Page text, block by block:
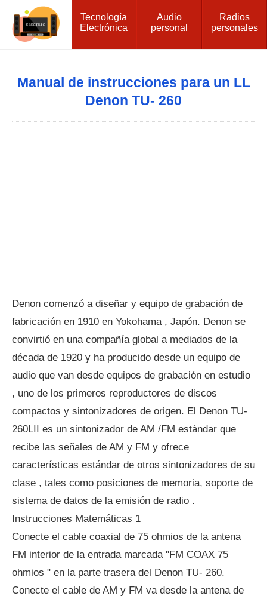
Tecnología
Electrónica
Audio
personal
Radios
personales
Manual de instrucciones para un LL
Denon TU- 260
Denon comenzó a diseñar y equipo de grabación de
fabricación en 1910 en Yokohama , Japón. Denon se
convirtió en una compañía global a mediados de la
década de 1920 y ha producido desde un equipo de
audio que van desde equipos de grabación en estudio
, uno de los primeros reproductores de discos
compactos y sintonizadores de origen. El Denon TU-
260LII es un sintonizador de AM /FM estándar que
recibe las señales de AM y FM y ofrece
características estándar de otros sintonizadores de su
clase , tales como posiciones de memoria, soporte de
sistema de datos de la emisión de radio .
Instrucciones Matemáticas 1
Conecte el cable coaxial de 75 ohmios de la antena
FM interior de la entrada marcada "FM COAX 75
ohmios " en la parte trasera del Denon TU- 260.
Conecte el cable de AM y FM va desde la antena de